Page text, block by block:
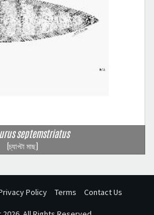
septemstriatus
(চ্যাপ্টা মাছ)
Policy Terms Contact Us